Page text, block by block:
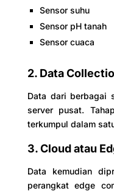
Sensor suhu
Sensor pH tanah
Sensor cuaca
2. Data
Data dari berbagai
server pusat.
terkumpul dalam
3. Cloud atau
Data kemudian
perangkat edge